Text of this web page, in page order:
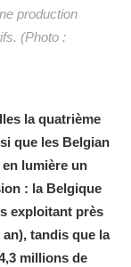
production
(Photo :
la quatrième
que les Belgian
lumière un
: la Belgique
exploitant près
an), tandis que la
millions de